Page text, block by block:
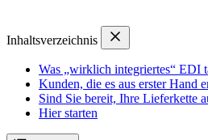
Inhaltsverzeichnis
Was „wirklich integriertes“ EDI
Kunden, die es aus erster Hand
Sind Sie bereit, Ihre Lieferkette
Hier starten